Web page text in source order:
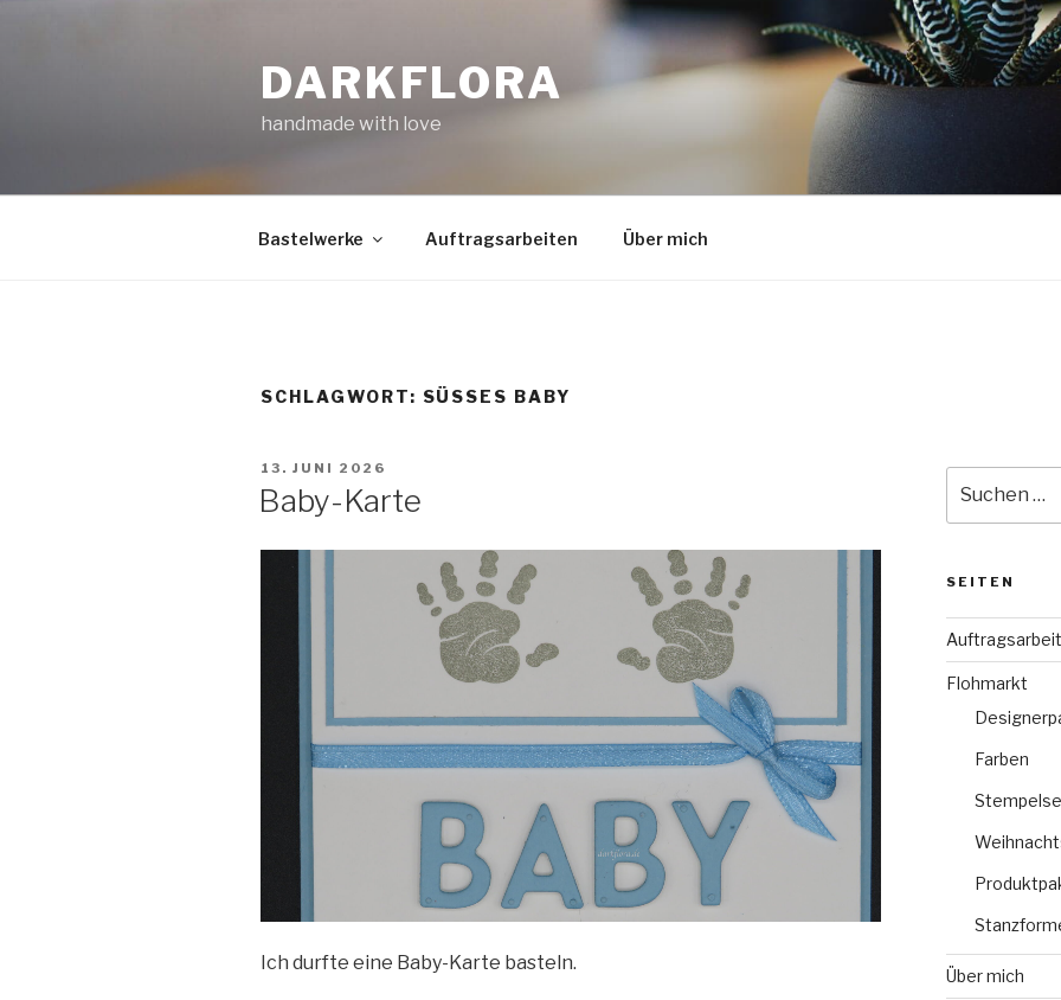
DARKFLORA
handmade with love
Bastelwerke Auftragsarbeiten Über mich
SCHLAGWORT: SÜSSES BABY
VERÖFFENTLICHT
13. JUNI 2026
Baby-Karte
Ich durfte eine Baby-Karte basteln.
nach:
SEITEN
Flohmarkt
Farben
Über mich